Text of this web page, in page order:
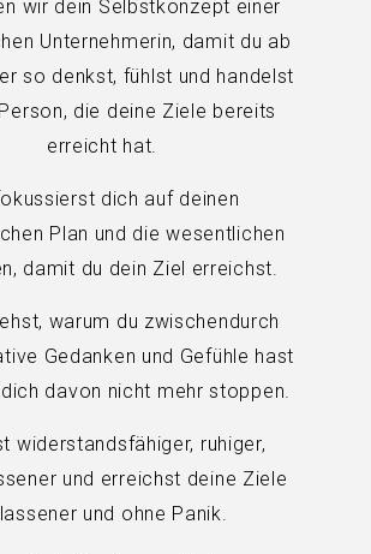
wir dein Selbstkonzept einer
Unternehmerin, damit du ab
so denkst, fühlst und handelst
die deine Ziele bereits
erreicht hat.
dich auf deinen
Plan und die wesentlichen
damit du dein Ziel erreichst.
warum du zwischendurch
Gedanken und Gefühle hast
davon nicht mehr stoppen.
widerstandsfähiger, ruhiger,
und erreichst deine Ziele
und ohne Panik.